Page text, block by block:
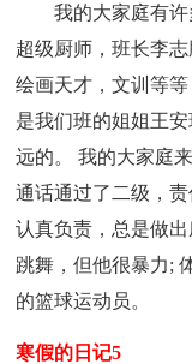
我的大家庭有
超级厨师，班长李
绘画天才，文训等
是我们班的姐姐王
远的。 我的大家庭
通话通过了二级，
认真负责，总是做
跳舞，但他很暴力;
的篮球运动员。
寒假的日记5